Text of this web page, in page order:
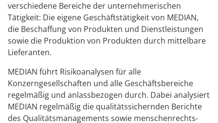
verschiedene Bereiche der unternehmerischen
Tätigkeit: Die eigene Geschäftstätigkeit von MEDIAN,
die Beschaffung von Produkten und Dienstleistungen
sowie die Produktion von Produkten durch mittelbare
Lieferanten.
MEDIAN führt Risikoanalysen für alle
Konzerngesellschaften und alle Geschäftsbereiche
regelmäßig und anlassbezogen durch. Dabei analysiert
MEDIAN regelmäßig die qualitätssichernden Berichte
des Qualitätsmanagements sowie menschenrechts-